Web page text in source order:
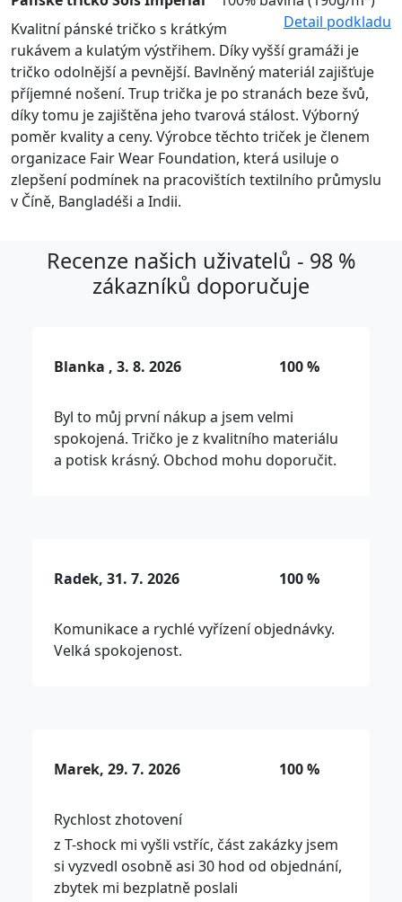
Detail podkladu
Kvalitní pánské tričko s krátkým
rukávem a kulatým výstřihem. Díky vyšší gramáži je
tričko odolnější a pevnější. Bavlněný materiál zajišťuje
příjemné nošení. Trup trička je po stranách beze švů,
díky tomu je zajištěna jeho tvarová stálost. Výborný
poměr kvality a ceny. Výrobce těchto triček je členem
organizace Fair Wear Foundation, která usiluje o
zlepšení podmínek na pracovištích textilního průmyslu
v Číně, Bangladéši a Indii.
Recenze našich uživatelů - 98 %
zákazníků doporučuje
Blanka , 3. 8. 2026 100 %
Byl to můj první nákup a jsem velmi
spokojená. Tričko je z kvalitního materiálu
a potisk krásný. Obchod mohu doporučit.
Radek, 31. 7. 2026 100 %
Komunikace a rychlé vyřízení objednávky.
Velká spokojenost.
Marek, 29. 7. 2026 100 %
Rychlost zhotovení
z T-shock mi vyšli vstříc, část zakázky jsem
si vyzvedl osobně asi 30 hod od objednání,
zbytek mi bezplatně poslali